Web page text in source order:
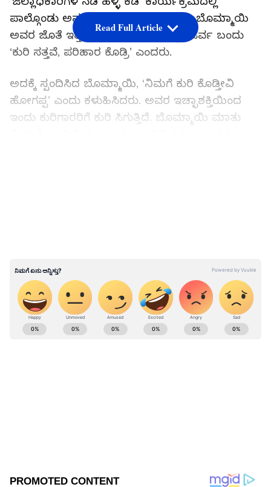
ಪಾಲ್ಗೊಂಡು ಅವರು ಮಾತನಾಡಿದರು. ನಾನು ಬೊಮ್ಮಾಯಿ
ಅವರ ಜೊತೆ ಇತ್ತೀಚೆಗೆ ಪ್ರಯಾಣಿಸುತ್ತಿದ್ದಾಗ ಓರ್ವ ಬಂದು
‘ಕುರಿ ಸತ್ತವೆ, ಪರಿಹಾರ ಕೊಡ್ರಿ’ ಎಂದರು.
ಅದಕ್ಕೆ ಸ್ಪಂದಿಸಿದ ಬೊಮ್ಮಾಯಿ, ‘ನಿಮಗೆ ಕುರಿ ಕೊಡ್ತೀವಿ
ಹೋಗಪ್ಪ’ ಎಂದು ಕಳುಹಿಸಿದರು. ಅವರ ಇಚ್ಛಾಶಕ್ತಿಯಿಂದ
ಇಂದು ಕುರಿಗಾರರಿಗೆ ಕುರಿ ಸಿಗುತ್ತಿದೆ. ಬೊಮ್ಮಾಯಿ ಮಾತು
ಮೆಚ್ಚುಗೆ ವ್ಯಕ್ತಪಡಿಸಿದರು.
ಹಿಂದಿ ಹೇರಿಕೆ ಪ್ರಶ್ನೆಯೇ ಇಲ್ಲ, ಕರ್ನಾಟಕದಲ್ಲಿ ಪ್ರಥಮ
ಆದ್ಯತೆ ಕನ್ನಡ: ಕೇಂದ್ರ ಸಚಿವ ಪ್ರಹ್ಲಾದ್ ಜೋಶಿ
Read Full Article
ABOUT THE AUTHOR